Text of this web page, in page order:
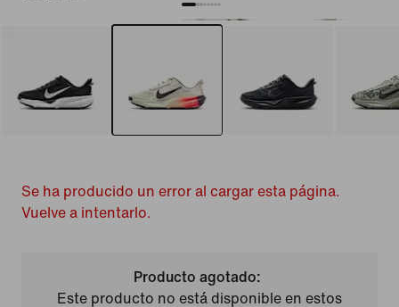
Se ha producido un error al cargar esta página.
Vuelve a intentarlo.
Producto agotado:
Este producto no está disponible en estos